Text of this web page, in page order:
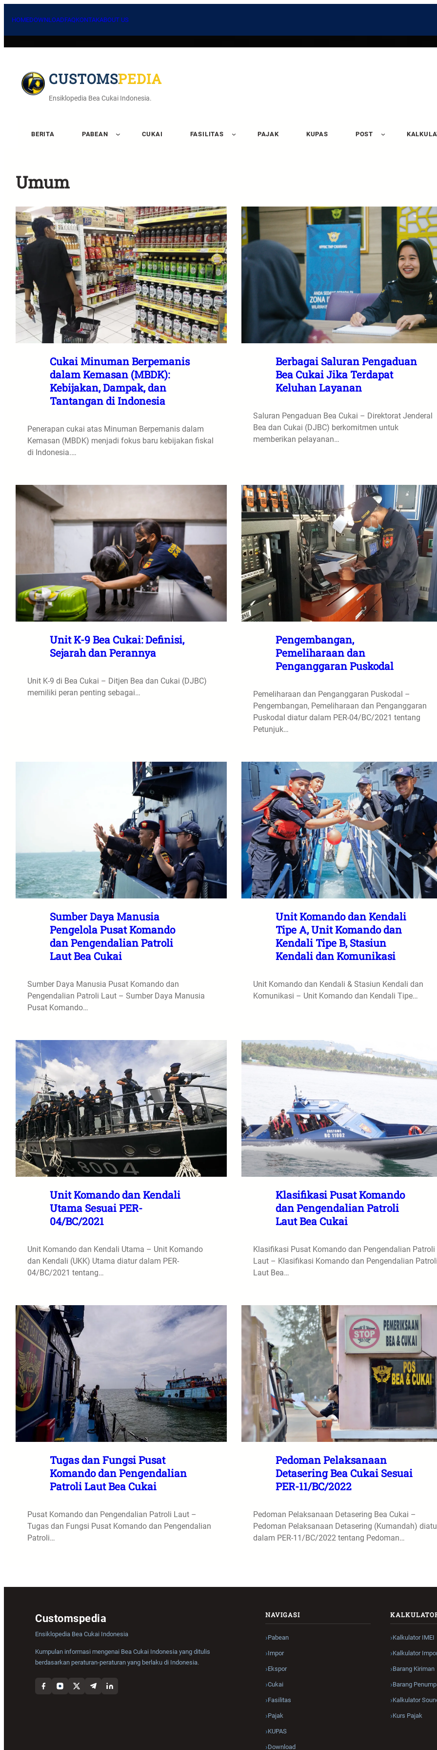
HOMEDOWNLOADFAQKONTAKABOUT US
CUSTOMSPEDIA
Ensiklopedia Bea Cukai Indonesia.
BERITA PABEAN CUKAI FASILITAS PAJAK KUPAS POST
Umum
Cukai Minuman Berpemanis
dalam Kemasan (MBDK):
Kebijakan, Dampak, dan
Tantangan di Indonesia
Penerapan cukai atas Minuman Berpemanis dalam
Kemasan (MBDK) menjadi fokus baru kebijakan fiskal
di Indonesia.…
Berbagai Saluran Pengaduan
Bea Cukai Jika Terdapat
Keluhan Layanan
Saluran Pengaduan Bea Cukai – Direktorat Jenderal
Bea dan Cukai (DJBC) berkomitmen untuk
memberikan pelayanan…
Unit K-9 Bea Cukai: Definisi,
Sejarah dan Perannya
Unit K-9 di Bea Cukai – Ditjen Bea dan Cukai (DJBC)
memiliki peran penting sebagai…
Pengembangan,
Pemeliharaan dan
Penganggaran Puskodal
Pemeliharaan dan Penganggaran Puskodal –
Pengembangan, Pemeliharaan dan Penganggaran
Puskodal diatur dalam PER-04/BC/2021 tentang
Petunjuk…
Sumber Daya Manusia
Pengelola Pusat Komando
dan Pengendalian Patroli
Laut Bea Cukai
Sumber Daya Manusia Pusat Komando dan
Pengendalian Patroli Laut – Sumber Daya Manusia
Pusat Komando…
Unit Komando dan Kendali
Tipe A, Unit Komando dan
Kendali Tipe B, Stasiun
Kendali dan Komunikasi
Unit Komando dan Kendali & Stasiun Kendali dan
Komunikasi – Unit Komando dan Kendali Tipe…
Unit Komando dan Kendali
Utama Sesuai PER-
04/BC/2021
Unit Komando dan Kendali Utama – Unit Komando
dan Kendali (UKK) Utama diatur dalam PER-
04/BC/2021 tentang…
Klasifikasi Pusat Komando
dan Pengendalian Patroli
Laut Bea Cukai
Klasifikasi Pusat Komando dan Pengendalian Patroli
Laut – Klasifikasi Komando dan Pengendalian
Laut Bea…
Tugas dan Fungsi Pusat
Komando dan Pengendalian
Patroli Laut Bea Cukai
Pusat Komando dan Pengendalian Patroli Laut –
Tugas dan Fungsi Pusat Komando dan Pengendalian
Patroli…
Pedoman Pelaksanaan
Detasering Bea Cukai Sesuai
PER-11/BC/2022
Pedoman Pelaksanaan Detasering Bea Cukai –
Pedoman Pelaksanaan Detasering (Kumandah)
dalam PER-11/BC/2022 tentang Pedoman…
Customspedia
Ensiklopedia Bea Cukai Indonesia
Kumpulan informasi mengenai Bea Cukai Indonesia yang ditulis
berdasarkan peraturan-peraturan yang berlaku di Indonesia.
NAVIGASI
Pabean
Impor
Ekspor
Cukai
Fasilitas
Pajak
KUPAS
Download
Kalkulator IMEI
Kalkulator
Barang Kiriman
Barang
Kalkulator
Kurs Pajak